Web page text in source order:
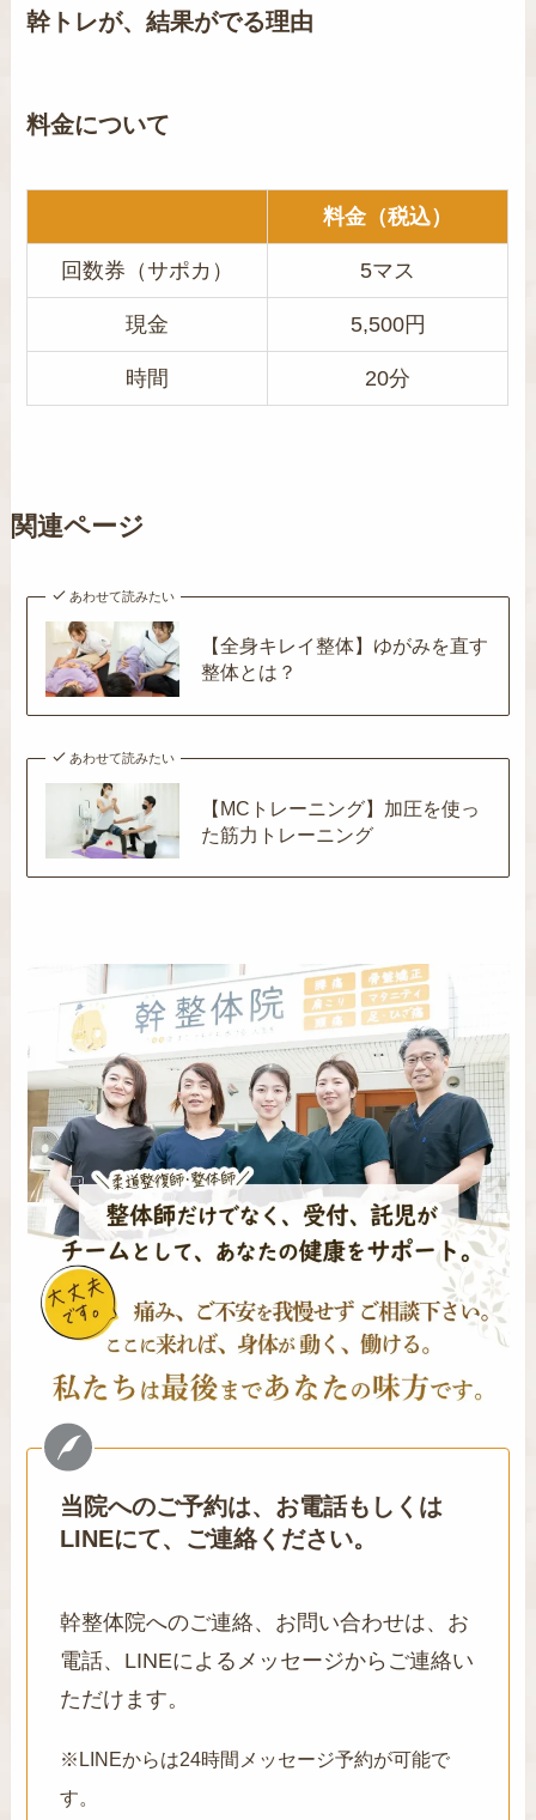
幹トレが、結果がでる理由
料金について
料金（税込）
回数券（サポカ） 5マス
現金 5,500円
時間 20分
関連ページ
あわせて読みたい
【全身キレイ整体】ゆがみを直す
整体とは？
あわせて読みたい
【MCトレーニング】加圧を使っ
た筋力トレーニング
当院へのご予約は、お電話もしくは
LINEにて、ご連絡ください。
幹整体院へのご連絡、お問い合わせは、お
電話、LINEによるメッセージからご連絡い
ただけます。
※LINEからは24時間メッセージ予約が可能で
す。